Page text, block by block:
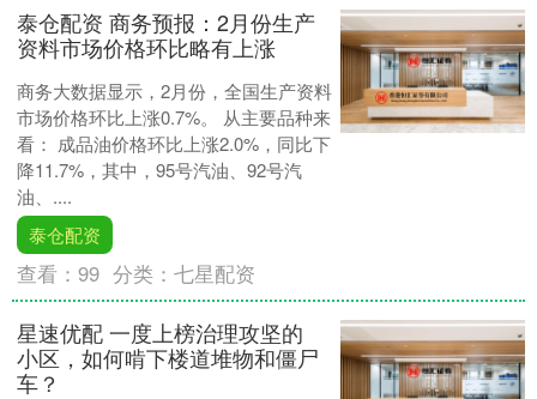
泰仓配资 商务预报：2月份生产
资料市场价格环比略有上涨
商务大数据显示，2月份，全国生产资料
市场价格环比上涨0.7%。 从主要品种来
看： 成品油价格环比上涨2.0%，同比下
降11.7%，其中，95号汽油、92号汽
油、....
泰仓配资
查看：99 分类：七星配资
星速优配 一度上榜治理攻坚的
小区，如何啃下楼道堆物和僵尸
车？